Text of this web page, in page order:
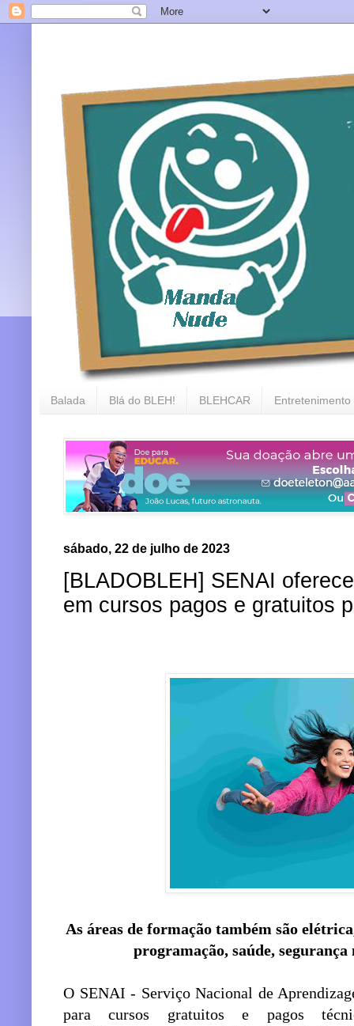
Balada Blá do BLEH! BLEHCAR Entretenimento
sábado, 22 de julho de 2023
[BLADOBLEH] SENAI
em cursos pagos e gratuitos
As áreas de formação também são
programação, saúde,
O SENAI - Serviço Nacional de
para cursos gratuitos e pagos